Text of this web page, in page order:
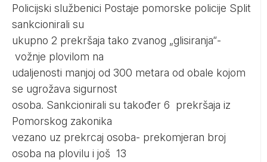
Policijski službenici Postaje pomorske policije Split
sankcionirali su
ukupno 2 prekršaja tako zvanog „glisiranja“-
vožnje plovilom na
udaljenosti manjoj od 300 metara od obale kojom
se ugrožava sigurnost
osoba. Sankcionirali su također 6 prekršaja iz
Pomorskog zakonika
vezano uz prekrcaj osoba- prekomjeran broj
osoba na plovilu i još 13